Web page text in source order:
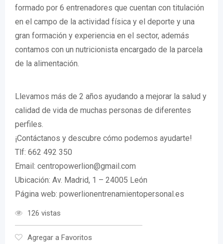
formado por 6 entrenadores que cuentan con titulación
en el campo de la actividad física y el deporte y una
gran formación y experiencia en el sector, además
contamos con un nutricionista encargado de la parcela
de la alimentación.
Llevamos más de 2 años ayudando a mejorar la salud y
calidad de vida de muchas personas de diferentes
perfiles.
¡Contáctanos y descubre cómo podemos ayudarte!
Tlf: 662 492 350
Email: centropowerlion@gmail.com
Ubicación: Av. Madrid, 1 – 24005 León
Página web: powerlionentrenamientopersonal.es
126 vistas
Agregar a Favoritos